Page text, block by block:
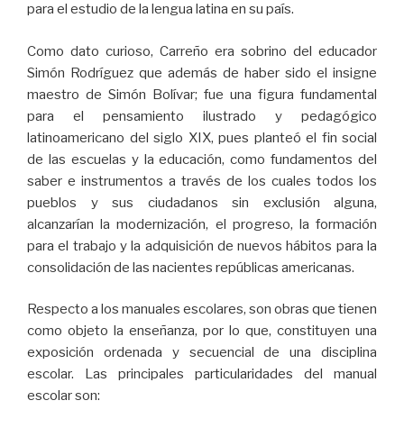
para el estudio de la lengua latina en su país.
Como dato curioso, Carreño era sobrino del educador
Simón Rodríguez que además de haber sido el insigne
maestro de Simón Bolívar; fue una figura fundamental
para el pensamiento ilustrado y pedagógico
latinoamericano del siglo XIX, pues planteó el fin social
de las escuelas y la educación, como fundamentos del
saber e instrumentos a través de los cuales todos los
pueblos y sus ciudadanos sin exclusión alguna,
alcanzarían la modernización, el progreso, la formación
para el trabajo y la adquisición de nuevos hábitos para la
consolidación de las nacientes repúblicas americanas.
Respecto a los manuales escolares, son obras que tienen
como objeto la enseñanza, por lo que, constituyen una
exposición ordenada y secuencial de una disciplina
escolar. Las principales particularidades del manual
escolar son: